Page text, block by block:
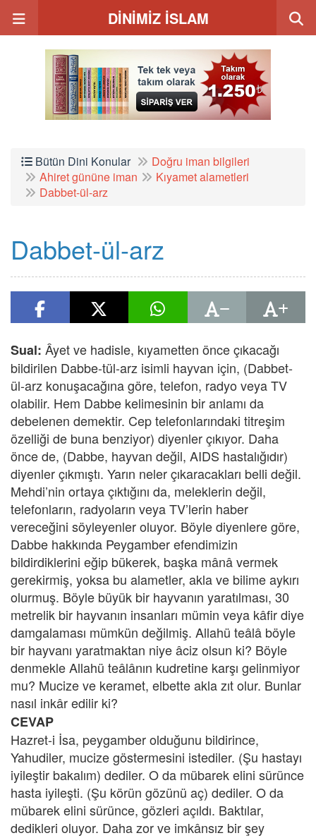
DİNİMİZ İSLAM
Bütün Dini Konular
Doğru iman bilgileri
Ahiret gününe iman
Kıyamet alametleri
Dabbet-ül-arz
Dabbet-ül-arz
Sual: Âyet ve hadisle, kıyametten önce çıkacağı
bildirilen Dabbe-tül-arz isimli hayvan için, (Dabbet-
ül-arz konuşacağına göre, telefon, radyo veya TV
olabilir. Hem Dabbe kelimesinin bir anlamı da
debelenen demektir. Cep telefonlarındaki titreşim
özelliği de buna benziyor) diyenler çıkıyor. Daha
önce de, (Dabbe, hayvan değil, AIDS hastalığıdır)
diyenler çıkmıştı. Yarın neler çıkaracakları belli değil.
Mehdi’nin ortaya çıktığını da, meleklerin değil,
telefonların, radyoların veya TV’lerin haber
vereceğini söyleyenler oluyor. Böyle diyenlere göre,
Dabbe hakkında Peygamber efendimizin
bildirdiklerini eğip bükerek, başka mânâ vermek
gerekirmiş, yoksa bu alametler, akla ve bilime aykırı
olurmuş. Böyle büyük bir hayvanın yaratılması, 30
metrelik bir hayvanın insanları mümin veya kâfir diye
damgalaması mümkün değilmiş. Allahü teâlâ böyle
bir hayvanı yaratmaktan niye âciz olsun ki? Böyle
denmekle Allahü teâlânın kudretine karşı gelinmiyor
mu? Mucize ve keramet, elbette akla zıt olur. Bunlar
nasıl inkâr edilir ki?
CEVAP
Hazret-i İsa, peygamber olduğunu bildirince,
Yahudiler, mucize göstermesini istediler. (Şu hastayı
iyileştir bakalım) dediler. O da mübarek elini sürünce
hasta iyileşti. (Şu körün gözünü aç) dediler. O da
mübarek elini sürünce, gözleri açıldı. Baktılar,
dedikleri oluyor. Daha zor ve imkânsız bir şey